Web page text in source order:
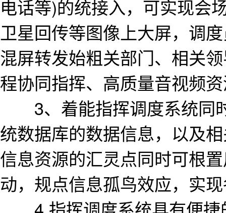
电话等)的统接入，可实现会
卫星回传等图像上大屏，调
混屏转发始粗关部门、相关
程协同指挥、高质量音视频
3、着能指挥调度系统同
统数据库的数据信息，以及
信息资源的汇灵点同时可根
动，规点信息孤鸟效应，实